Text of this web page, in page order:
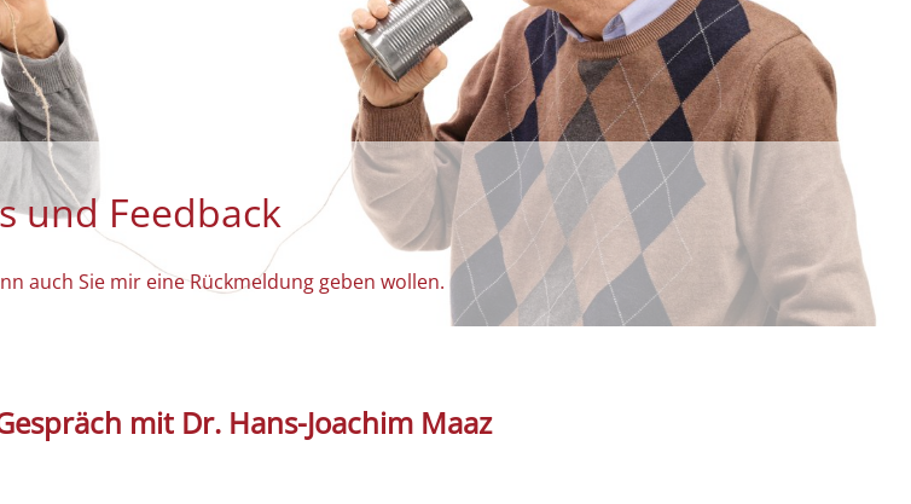
und Feedback
auch Sie mir eine Rückmeldung geben wollen.
mit Dr. Hans-Joachim Maaz